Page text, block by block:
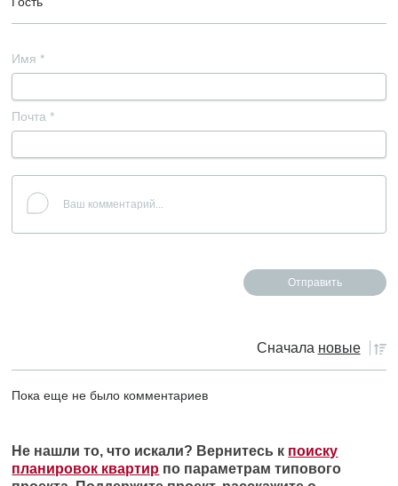
Имя *
Почта *
Сначала новые
Пока еще не было комментариев
Не нашли то, что искали? Вернитесь к поиску
планировок квартир по параметрам типового